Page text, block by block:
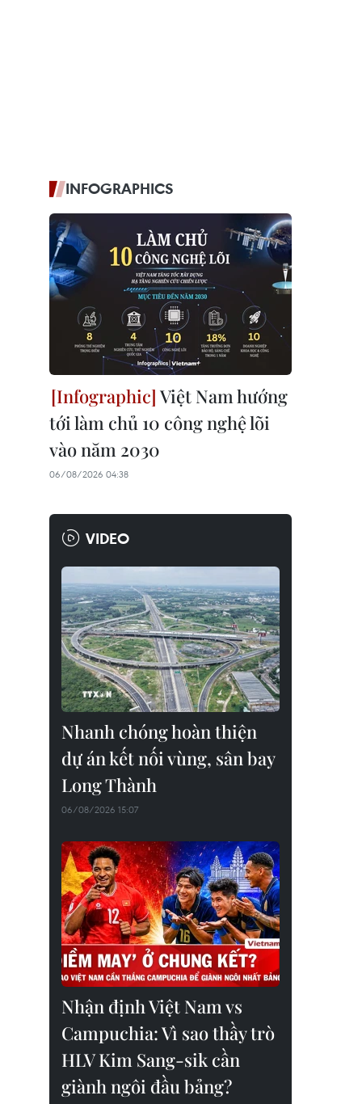
INFOGRAPHICS
Việt Nam hướng
tới làm chủ 10 công nghệ lõi
vào năm 2030
06/08/2026 04:38
VIDEO
Nhanh chóng hoàn thiện
dự án kết nối vùng, sân bay
Long Thành
06/08/2026 15:07
Nhận định Việt Nam vs
Campuchia: Vì sao thầy trò
HLV Kim Sang-sik cần
giành ngôi đầu bảng?